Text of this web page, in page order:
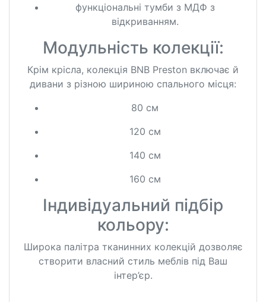
функціональні тумби з МДФ з
відкриванням.
Модульність колекції:
Крім крісла, колекція BNB Preston включає й
дивани з різною шириною спального місця:
80 см
120 см
140 см
160 см
Індивідуальний підбір
кольору:
Широка палітра тканинних колекцій дозволяє
створити власний стиль меблів під Ваш
інтер’єр.